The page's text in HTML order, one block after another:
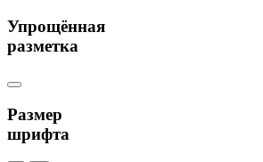
Упрощённая
разметка
Размер
шрифта